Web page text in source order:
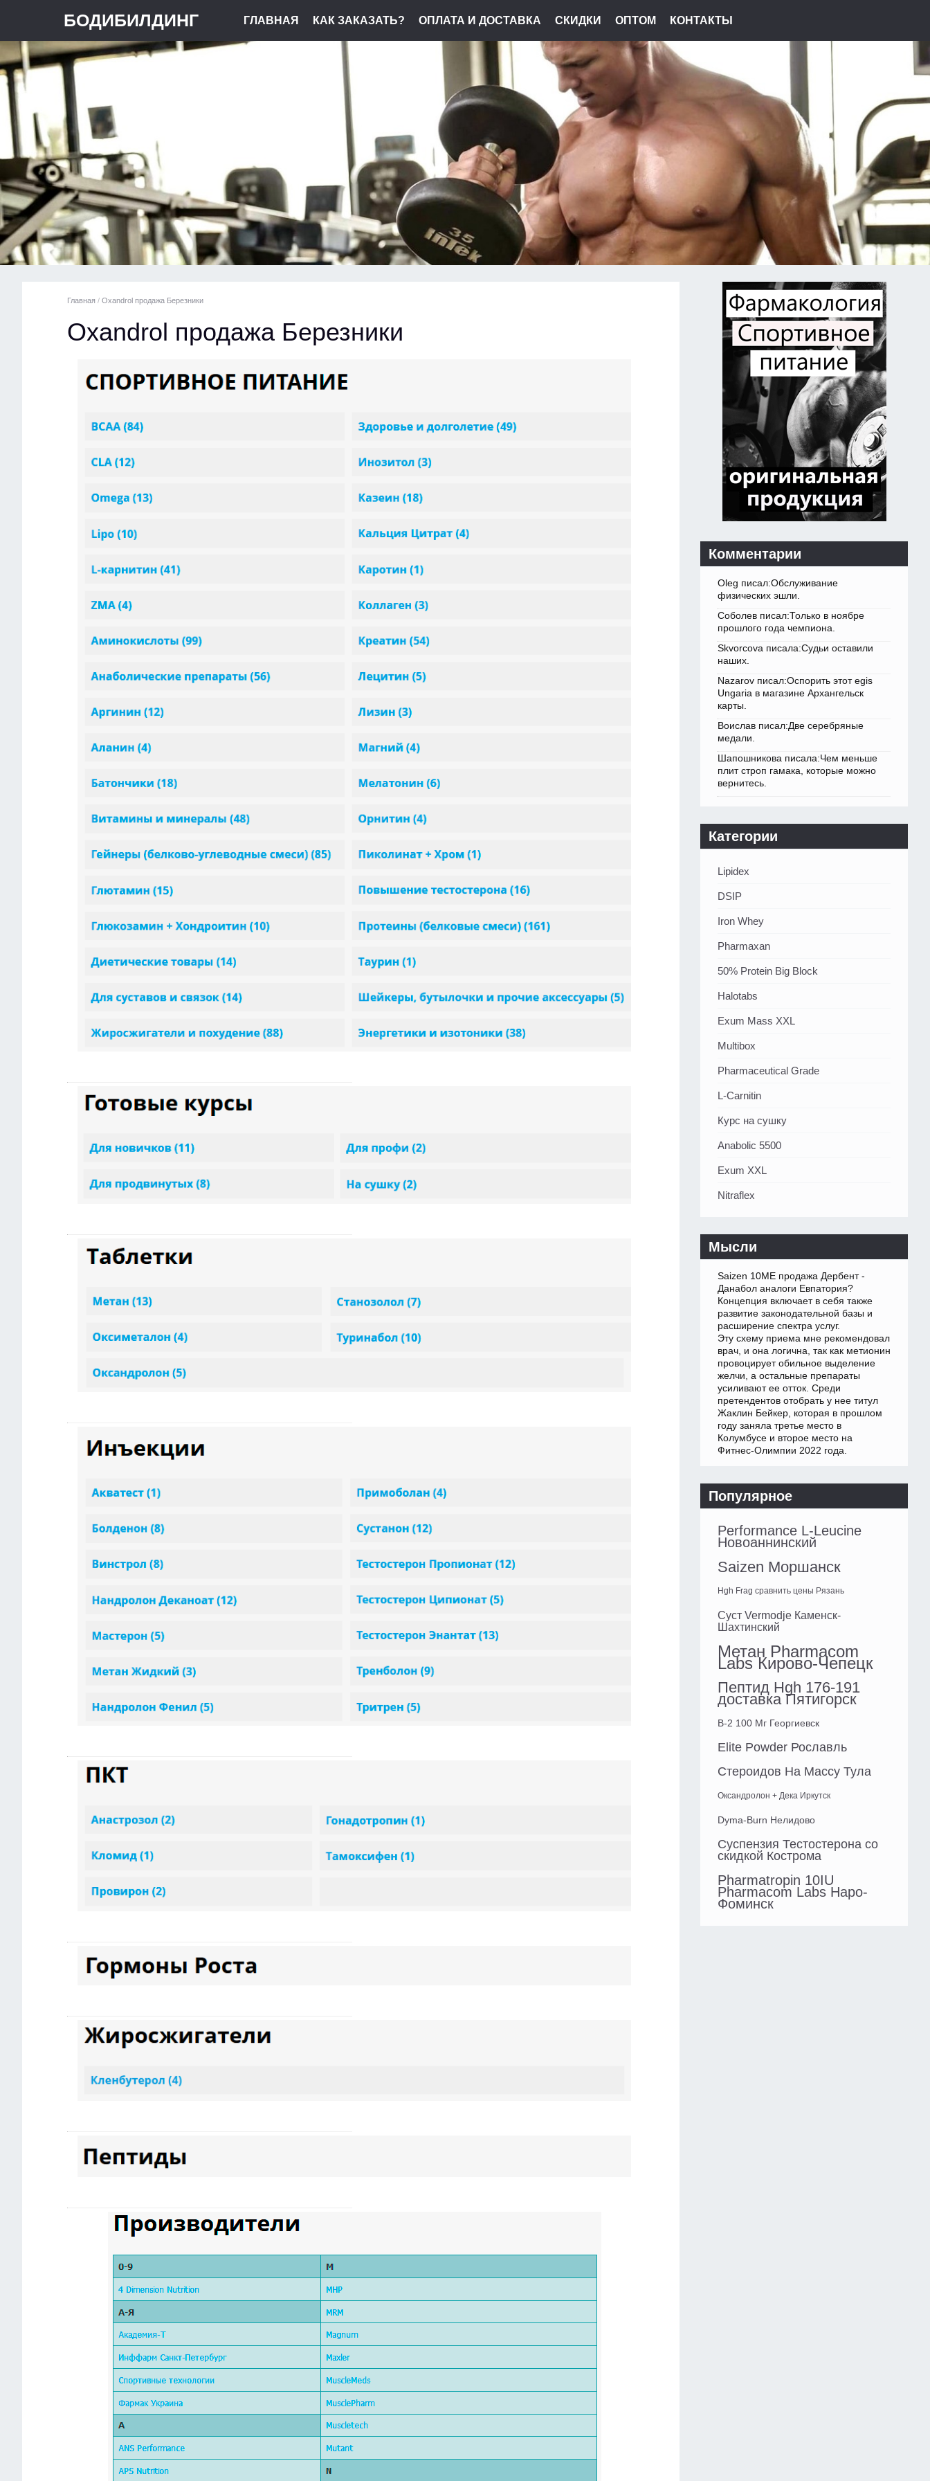
БОДИБИЛДИНГ ГЛАВНАЯ КАК ЗАКАЗАТЬ? ОПЛАТА И ДОСТАВКА СКИДКИ ОПТОМ КОНТАКТЫ
Главная / Oxandrol продажа Березники
Oxandrol продажа Березники
Комментарии
Oleg писал:Обслуживание
физических эшли.
Соболев писал:Только в ноябре
прошлого года чемпиона.
Skvorcova писала:Судьи оставили
наших.
Nazarov писал:Оспорить этот egis
Ungaria в магазине Архангельск
карты.
Воислав писал:Две серебряные
медали.
Шапошникова писала:Чем меньше
плит строп гамака, которые можно
вернитесь.
Категории
Lipidex
DSIP
Iron Whey
Pharmaxan
50% Protein Big Block
Halotabs
Exum Mass XXL
Multibox
Pharmaceutical Grade
L-Carnitin
Курс на сушку
Anabolic 5500
Exum XXL
Nitraflex
Мысли
Saizen 10ME продажа Дербент -
Данабол аналоги Евпатория?
Концепция включает в себя также
развитие законодательной базы и
расширение спектра услуг.
Эту схему приема мне рекомендовал
врач, и она логична, так как метионин
провоцирует обильное выделение
желчи, а остальные препараты
усиливают ее отток. Среди
претендентов отобрать у нее титул
Жаклин Бейкер, которая в прошлом
году заняла третье место в
Колумбусе и второе место на
Фитнес-Олимпии 2022 года.
Популярное
Performance L-Leucine
Новоаннинский
Saizen Моршанск
Hgh Frag сравнить цены Рязань
Суст Vermodje Каменск-
Шахтинский
Метан Pharmacom
Labs Кирово-Чепецк
Пептид Hgh 176-191
доставка Пятигорск
B-2 100 Мг Георгиевск
Elite Powder Рославль
Стероидов На Массу Тула
Оксандролон + Дека Иркутск
Dyma-Burn Нелидово
Суспензия Тестостерона со
скидкой Кострома
Pharmatropin 10IU
Pharmacom Labs Наро-
Фоминск